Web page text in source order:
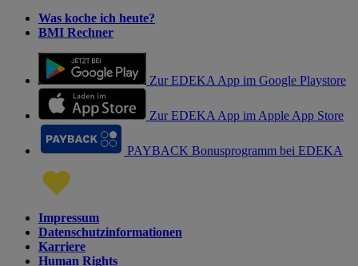
Was koche ich heute?
BMI Rechner
Zur EDEKA App im Google Playstore
Zur EDEKA App im Apple App Store
PAYBACK Bonusprogramm bei EDEKA
Impressum
Datenschutzinformationen
Karriere
Human Rights